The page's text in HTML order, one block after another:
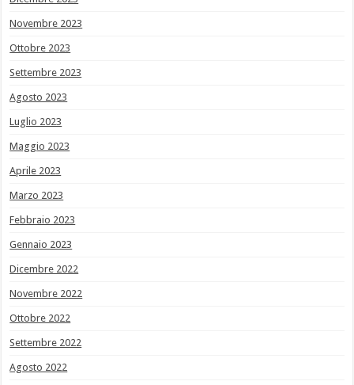
Novembre 2023
Ottobre 2023
Settembre 2023
Agosto 2023
Luglio 2023
Maggio 2023
Aprile 2023
Marzo 2023
Febbraio 2023
Gennaio 2023
Dicembre 2022
Novembre 2022
Ottobre 2022
Settembre 2022
Agosto 2022